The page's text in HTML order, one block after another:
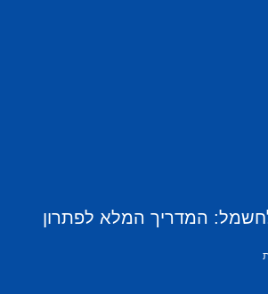
לחשמל: המדריך המלא לפתרון